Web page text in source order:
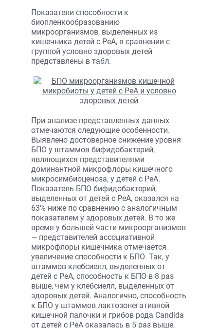
Показатели способности к
биопленкообразованию
микроорганизмов, выделенных из
кишечника детей с РеА, в сравнении с
группой условно здоровых детей
представлены в табл.
При анализе представленных данных
отмечаются следующие особенности.
Выявлено достоверное снижение уровня
БПО у штаммов бифидобактерий,
являющихся представителями
доминантной микрофлоры кишечного
микросимбиоценоза, у детей с РеА.
Показатель БПО бифидобактерий,
выделенных от детей с РеА, оказался на
63% ниже по сравнению с аналогичным
показателем у здоровых детей. В то же
время у большей части микроорганизмов
— представителей ассоциативной
микрофлоры кишечника отмечается
увеличение способности к БПО. Так, у
штаммов клебсиелл, выделенных от
детей с РеА, способность к БПО в 8 раз
выше, чем у клебсиелл, выделенных от
здоровых детей. Аналогично, способность
к БПО у штаммов лактозонегативной
кишечной палочки и грибов рода Candida
от детей с РеА оказалась в 5 раз выше,